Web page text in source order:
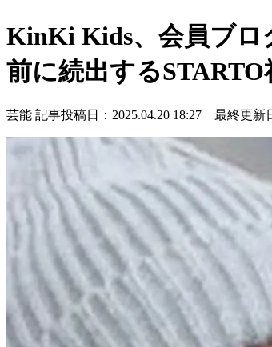
KinKi Kids、会員ブロ
前に続出する
芸能 記事投稿日：2025.04.20 18:27 最終更新